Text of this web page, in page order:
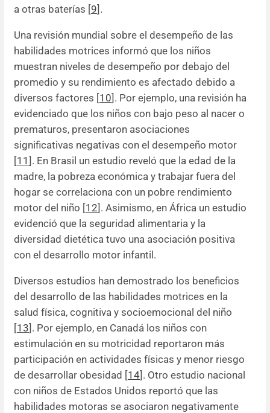
a otras baterías [9].
Una revisión mundial sobre el desempeño de las
habilidades motrices informó que los niños
muestran niveles de desempeño por debajo del
promedio y su rendimiento es afectado debido a
diversos factores [10]. Por ejemplo, una revisión ha
evidenciado que los niños con bajo peso al nacer o
prematuros, presentaron asociaciones
significativas negativas con el desempeño motor
[11 ]. En Brasil un estudio reveló que la edad de la
madre, la pobreza económica y trabajar fuera del
hogar se correlaciona con un pobre rendimiento
motor del niño [12]. Asimismo, en África un estudio
evidenció que la seguridad alimentaria y la
diversidad dietética tuvo una asociación positiva
con el desarrollo motor infantil.
Diversos estudios han demostrado los beneficios
del desarrollo de las habilidades motrices en la
salud física, cognitiva y socioemocional del niño
[13]. Por ejemplo, en Canadá los niños con
estimulación en su motricidad reportaron más
participación en actividades físicas y menor riesgo
de desarrollar obesidad [14]. Otro estudio nacional
con niños de Estados Unidos reportó que las
habilidades motoras se asociaron negativamente